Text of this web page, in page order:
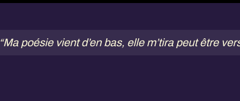
“Ma poésie vient d’en bas, elle m’tira peut être